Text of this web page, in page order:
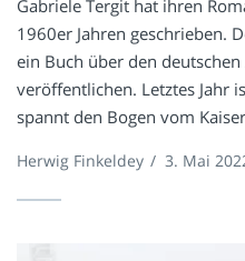
Gabriele Tergit hat ihren
1960er Jahren geschrieben.
ein Buch über den
veröffentlichen. Letztes Jahr
spannt den Bogen vom
Herwig Finkeldey / 3. Mai